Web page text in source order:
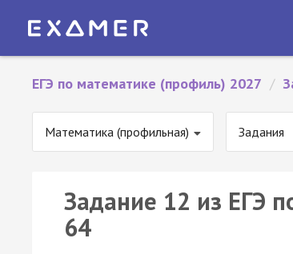
ЕГЭ по математике (профиль) 2027 /
Математика (профильная) Задания
Задание 12 из ЕГЭ
64